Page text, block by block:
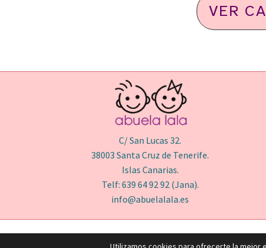
VER
C/ San Lucas 32.
38003 Santa Cruz de Tenerife.
Islas Canarias.
Telf: 639 64 92 92 (Jana).
info@abuelalala.es